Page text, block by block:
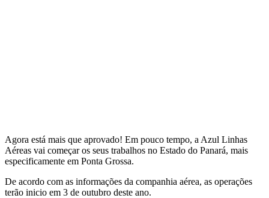
Agora está mais que aprovado! Em pouco tempo, a Azul Linhas
Aéreas vai começar os seus trabalhos no Estado do Panará, mais
especificamente em Ponta Grossa.
De acordo com as informações da companhia aérea, as operações
terão inicio em 3 de outubro deste ano.